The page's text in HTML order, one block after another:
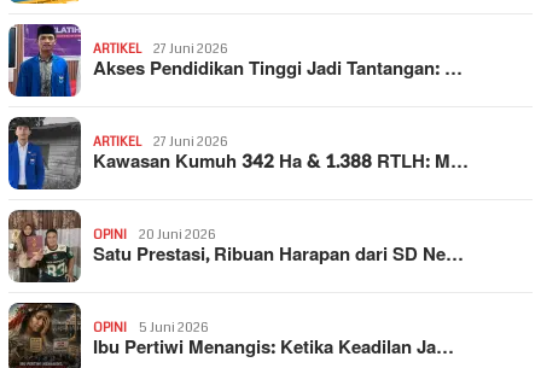
ARTIKEL 27 Juni 2026
Akses Pendidikan Tinggi Jadi Tantangan: …
ARTIKEL 27 Juni 2026
Kawasan Kumuh 342 Ha & 1.388 RTLH: M…
OPINI 20 Juni 2026
Satu Prestasi, Ribuan Harapan dari SD Ne…
OPINI 5 Juni 2026
Ibu Pertiwi Menangis: Ketika Keadilan Ja…